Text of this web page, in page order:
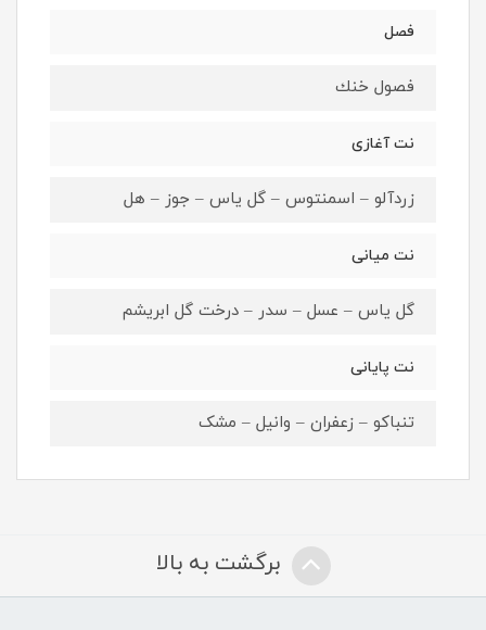
فصل
فصول خنك
نت آغازی
زردآلو – اسمنتوس – گل یاس – جوز – هل
نت میانی
گل یاس – عسل – سدر – درخت گل ابریشم
نت پایانی
تنباکو – زعفران – وانیل – مشک
برگشت به بالا